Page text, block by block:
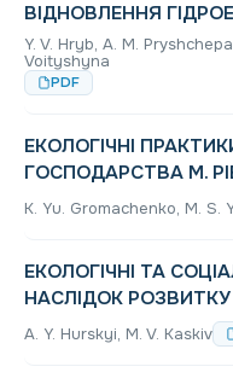
ВІДНОВЛЕННЯ
Y. V. Нryb, А. М.
Voityshyna
PDF
ЕКОЛОГІЧНІ
ГОСПОДАРСТВА М.
K. Yu. Gromachenko, M. S.
ЕКОЛОГІЧНІ ТА
НАСЛІДОК
А. Y. Hurskyi, M. V. Kaskiv